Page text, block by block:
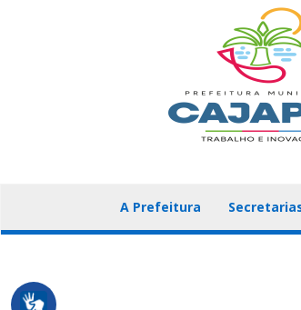
A Prefeitura